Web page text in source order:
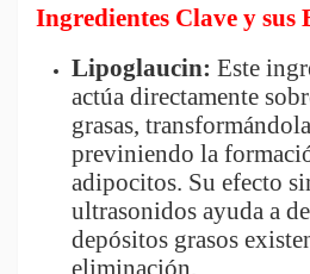
Ingredientes Clave y sus
Lipoglaucin: Este
actúa directamente
grasas,
previniendo la
adipocitos. Su efecto
ultrasonidos ayuda a
depósitos grasos
eliminación.